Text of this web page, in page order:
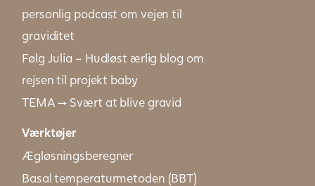
personlig podcast om vejen til
graviditet
Følg Julia – Hudløst ærlig blog om
rejsen til projekt baby
TEMA → Svært at blive gravid
Værktøjer
Ægløsningsberegner
Basal temperaturmetoden (BBT)